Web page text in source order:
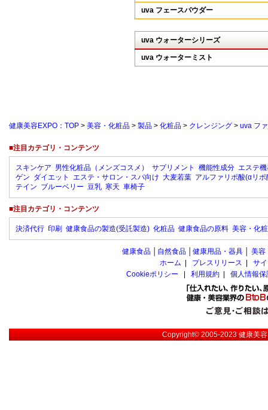
uva フェースパウダー
uva ウォーターシリーズ
uva ウォーターミスト
健康美容EXPO：TOP > 美容・化粧品 > 製品 > 化粧品 > クレンジング > uva フ
■注目カテゴリ・コンテンツ
スキンケア 男性化粧品（メンズコスメ） サプリメント 機能性成分 エステ
ゲン ダイエット エステ・サロン・スパ向け 大麦若葉 アルファリポ酸(αリポ
テイン ブルーベリー 豆乳 寒天 車椅子
■注目カテゴリ・コンテンツ
決済代行 印刷 健康食品の製造(受託製造) 化粧品 健康食品の原料 美容・化
健康食品 自然食品 健康用品・器具 美容
ホーム
プレスリリース
サ
Cookieポリシー
利用規約 個人情報
Copyright© 2005-2023健康美